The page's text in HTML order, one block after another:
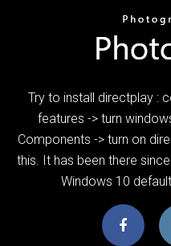
Try to install directplay :
features -> turn
Components -> turn on
this. It has been there
Windows 10